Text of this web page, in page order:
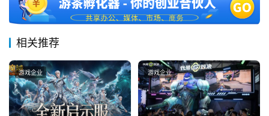
茶
对
接
会
上
相关推荐
游戏企业 游戏企业